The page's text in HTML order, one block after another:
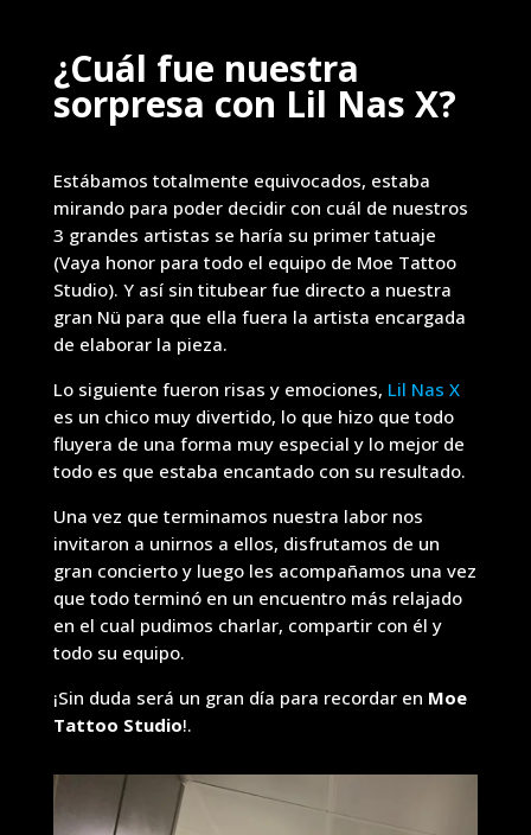
¿Cuál fue nuestra
sorpresa con Lil Nas X?
Estábamos totalmente equivocados, estaba
mirando para poder decidir con cuál de nuestros
3 grandes artistas se haría su primer tatuaje
(Vaya honor para todo el equipo de Moe Tattoo
Studio). Y así sin titubear fue directo a nuestra
gran Nü para que ella fuera la artista encargada
de elaborar la pieza.
Lo siguiente fueron risas y emociones, Lil Nas X
es un chico muy divertido, lo que hizo que todo
fluyera de una forma muy especial y lo mejor de
todo es que estaba encantado con su resultado.
Una vez que terminamos nuestra labor nos
invitaron a unirnos a ellos, disfrutamos de un
gran concierto y luego les acompañamos una vez
que todo terminó en un encuentro más relajado
en el cual pudimos charlar, compartir con él y
todo su equipo.
¡Sin duda será un gran día para recordar en Moe
Tattoo Studio!.